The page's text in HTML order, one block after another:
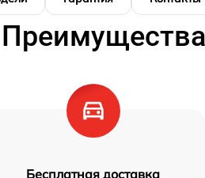
Бесплатная доставка